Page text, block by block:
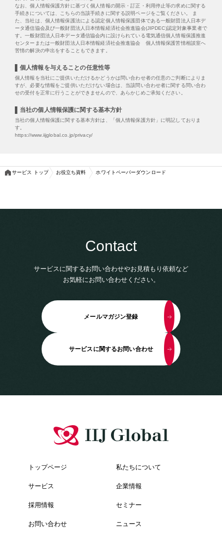
なお、個人情報保護方針に基づく個人情報の開示・訂正・利用停止等の求めに関する
手続きについては、こちらの当該手続きに関する説明ページをご覧ください。 ま
た、当社は、個人情報保護法による認定個人情報保護団体である一般財団法人日本デ
ータ通信協会及び一般財団法人日本情報経済社会推進協会(JIPDEC)認定対象事業者で
す。一般財団法人日本データ通信協会内に設けられている電気通信個人情報保護推進
センターまたは一般財団法人日本情報経済社会推進協会 個人情報保護苦情相談室へ
苦情の解決の申出をすることもできます。
個人情報を与えることの任意性等
個人情報を当社にご提供いただけるかどうかは問い合わせ者の任意のご判断によりま
すが、必要な情報をご提供いただけない場合は、当該問い合わせ者に関する問い合わ
せの受付を正常に行うことができませんので、あらかじめご承知ください。
当社の個人情報保護に関する基本方針
当社の個人情報保護に関する基本方針は、「個人情報保護方針」に明記しておりま
す。
https://www.iijglobal.co.jp/privacy/
サービス トップ お役立ち資料 ホワイトペーパーダウンロード
Contact
サービスに関するお問い合わせやお見積もり依頼など
お気軽にお問い合わせください。
メールマガジン登録
サービスに関するお問い合わせ
トップページ 私たちについて
サービス 企業情報
採用情報 セミナー
お問い合わせ ニュース